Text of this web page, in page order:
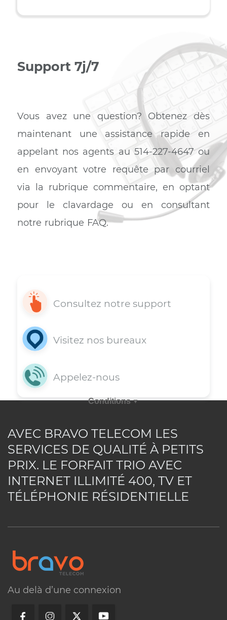
AVEC BRAVO TELECOM LES
SERVICES DE QUALITÉ À PETITS
PRIX. LE FORFAIT TRIO AVEC
INTERNET ILLIMITÉ 400, TV ET
TÉLÉPHONIE RÉSIDENTIELLE
Au delà d’une connexion
Accédez à un réseau fiable et ultra-rapide
grâce à la technologie avancée des
équipements TP-LINK, dotés de ports
Gigabit qui vous assurent des vitesses de
transferts maximales,garantissant stabilité
et sécurité.
Grâce à l’application Tether sur votre
smartphone, vous aurez la possibilité de
contrôler et configurer votre routeur TP-
LINK à distance et d’assurer la sécurité de
vos enfants en bénéficiant de l’option du
contrôle parental.
Support 7j/7
Vous avez une question? Obtenez
maintenant une assistance rapide
appelant nos agents au 514-227-4647
en envoyant votre requête par
pour le clavardage ou en
notre rubrique FAQ.
Consultez notre support
Visitez nos bureaux